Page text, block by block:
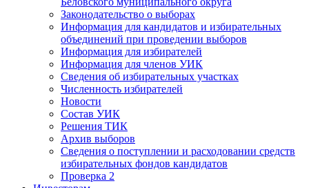
Законодательство о выборах
Информация для кандидатов и избирательных
объединений при проведении выборов
Информация для избирателей
Информация для членов УИК
Сведения об избирательных участках
Численность избирателей
Новости
Состав УИК
Решения ТИК
Архив выборов
Сведения о поступлении и расходовании средств
избирательных фондов кандидатов
Проверка 2